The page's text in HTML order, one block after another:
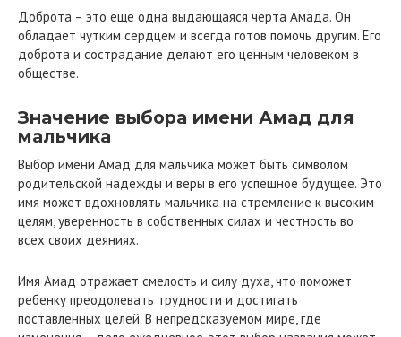
Доброта – это еще одна выдающаяся черта Амада. Он
обладает чутким сердцем и всегда готов помочь другим. Его
доброта и сострадание делают его ценным человеком в
обществе.
Значение выбора имени Амад для
мальчика
Выбор имени Амад для мальчика может быть символом
родительской надежды и веры в его успешное будущее. Это
имя может вдохновлять мальчика на стремление к высоким
целям, уверенность в собственных силах и честность во
всех своих деяниях.
Имя Амад отражает смелость и силу духа, что поможет
ребенку преодолевать трудности и достигать
поставленных целей. В непредсказуемом мире, где